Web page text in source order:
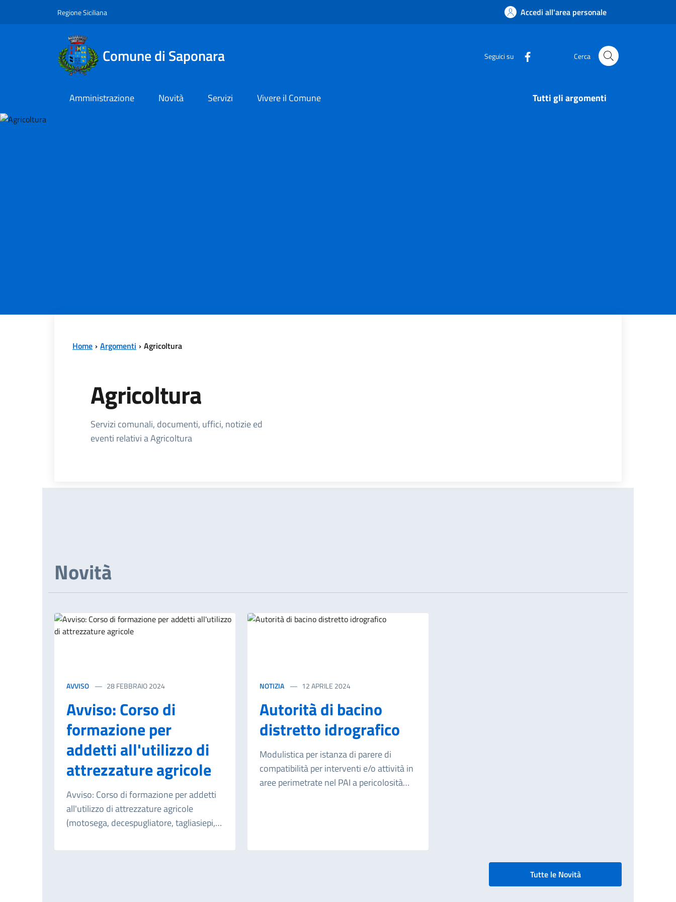
Regione Siciliana Accedi all'area personale
Comune di Saponara Seguici su Cerca
Amministrazione Novità Servizi Vivere il Comune Tutti gli argomenti
Home Argomenti Agricoltura
Agricoltura
Dettagli dell'Argomento
Servizi comunali, documenti, uffici, notizie ed
eventi relativi a Agricoltura
Novità
AVVISO 28 FEBBRAIO 2024
Avviso: Corso di
formazione per
addetti all'utilizzo di
attrezzature agricole
Avviso: Corso di formazione per addetti
all'utilizzo di attrezzature agricole
(motosega, decespugliatore, tagliasiepi,
motozappa). Il corso verrà effettuato a
NOTIZIA 12 APRILE 2024
Autorità di bacino
distretto idrografico
Modulistica per istanza di parere di
compatibilità per interventi e/o attività in
aree perimetrate nel PAI a pericolosità
state approvate "Le modifiche alla
Tutte le Novità